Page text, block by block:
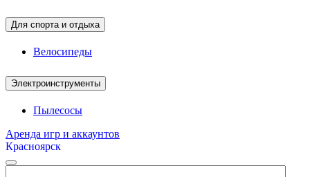
Для спорта и отдыха
Велосипеды
Электроинструменты
Пылесосы
Аренда игр и аккаунтов
Красноярск